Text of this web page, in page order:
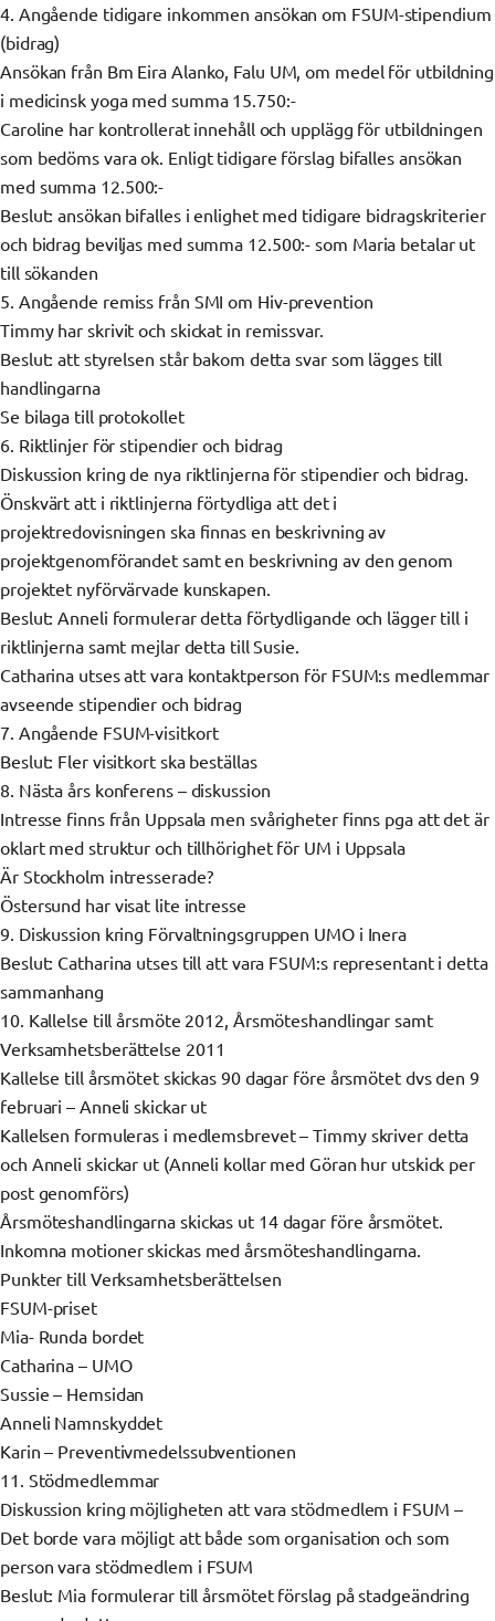
4. Angående tidigare inkommen ansökan om FSUM-stipendium
(bidrag)
Ansökan från Bm Eira Alanko, Falu UM, om medel för utbildning
i medicinsk yoga med summa 15.750:-
Caroline har kontrollerat innehåll och upplägg för utbildningen
som bedöms vara ok. Enligt tidigare förslag bifalles ansökan
med summa 12.500:-
Beslut: ansökan bifalles i enlighet med tidigare bidragskriterier
och bidrag beviljas med summa 12.500:- som Maria betalar ut
till sökanden
5. Angående remiss från SMI om Hiv-prevention
Timmy har skrivit och skickat in remissvar.
Beslut: att styrelsen står bakom detta svar som lägges till
handlingarna
Se bilaga till protokollet
6. Riktlinjer för stipendier och bidrag
Diskussion kring de nya riktlinjerna för stipendier och bidrag.
Önskvärt att i riktlinjerna förtydliga att det i
projektredovisningen ska finnas en beskrivning av
projektgenomförandet samt en beskrivning av den genom
projektet nyförvärvade kunskapen.
Beslut: Anneli formulerar detta förtydligande och lägger till i
riktlinjerna samt mejlar detta till Susie.
Catharina utses att vara kontaktperson för FSUM:s medlemmar
avseende stipendier och bidrag
7. Angående FSUM-visitkort
Beslut: Fler visitkort ska beställas
8. Nästa års konferens – diskussion
Intresse finns från Uppsala men svårigheter finns pga att det är
oklart med struktur och tillhörighet för UM i Uppsala
Är Stockholm intresserade?
Östersund har visat lite intresse
9. Diskussion kring Förvaltningsgruppen UMO i Inera
Beslut: Catharina utses till att vara FSUM:s representant i detta
sammanhang
10. Kallelse till årsmöte 2012, Årsmöteshandlingar samt
Verksamhetsberättelse 2011
Kallelse till årsmötet skickas 90 dagar före årsmötet dvs den 9
februari – Anneli skickar ut
Kallelsen formuleras i medlemsbrevet – Timmy skriver detta
och Anneli skickar ut (Anneli kollar med Göran hur utskick per
post genomförs)
Årsmöteshandlingarna skickas ut 14 dagar före årsmötet.
Inkomna motioner skickas med årsmöteshandlingarna.
Punkter till Verksamhetsberättelsen
FSUM-priset
Mia- Runda bordet
Catharina – UMO
Sussie – Hemsidan
Anneli Namnskyddet
Karin – Preventivmedelssubventionen
11. Stödmedlemmar
Diskussion kring möjligheten att vara stödmedlem i FSUM –
Det borde vara möjligt att både som organisation och som
person vara stödmedlem i FSUM
Beslut: Mia formulerar till årsmötet förslag på stadgeändring